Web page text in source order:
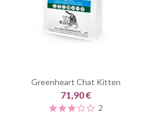
Greenheart Chat Kitten
71,90 €
2